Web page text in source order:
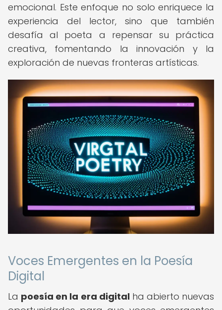
emocional. Este enfoque no solo enriquece la
experiencia del lector, sino que también
desafía al poeta a repensar su práctica
creativa, fomentando la innovación y la
exploración de nuevas fronteras artísticas.
Voces Emergentes en la Poesía
Digital
La poesía en la era digitalha abierto nuevas